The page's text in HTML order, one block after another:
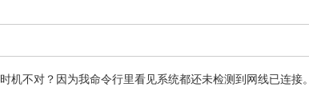
不对？因为我命令行里看见系统都还未检测到网线已连接。